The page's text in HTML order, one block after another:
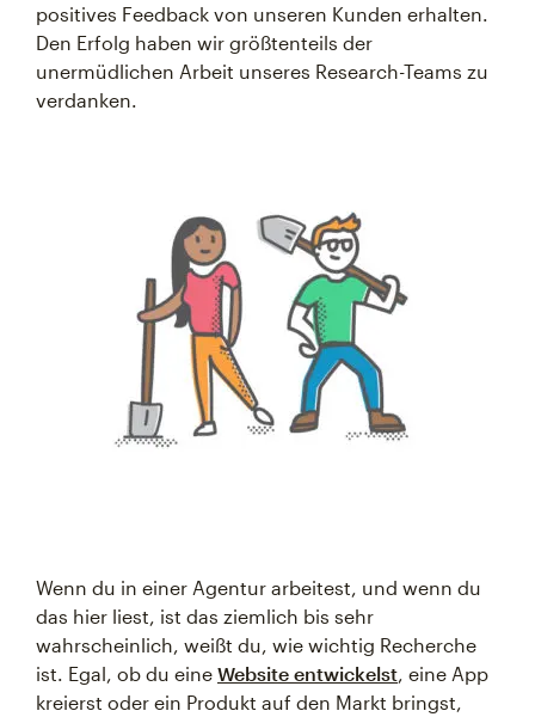
positives Feedback von unseren Kunden erhalten.
Den Erfolg haben wir größtenteils der
unermüdlichen Arbeit unseres Research-Teams zu
verdanken.
Wenn du in einer Agentur arbeitest, und wenn du
das hier liest, ist das ziemlich bis sehr
wahrscheinlich, weißt du, wie wichtig Recherche
ist. Egal, ob du eine Website entwickelst , eine App
kreierst oder ein Produkt auf den Markt bringst,